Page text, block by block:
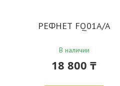
РЕФНЕТ FQ01A/A
В наличии
18 800 ₸